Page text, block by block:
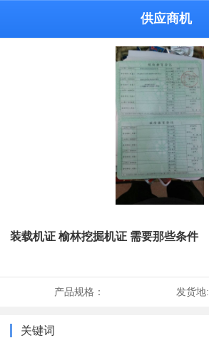
供应商机
装载机证 榆林挖掘机证 需要那些条件
产品规格： 发货地:
关键词